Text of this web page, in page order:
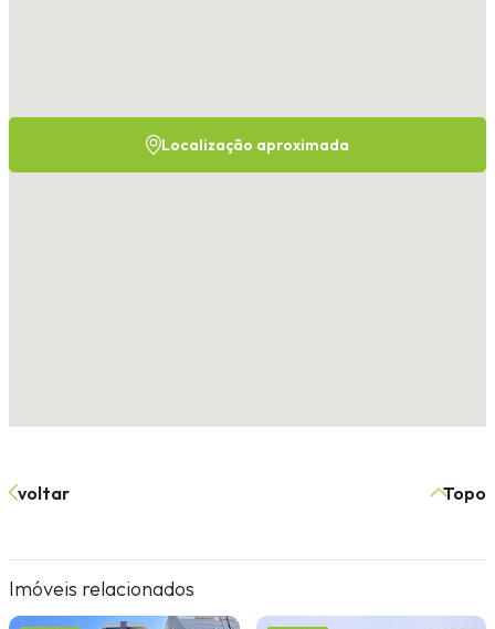
Localização aproximada
voltar Topo
Imóveis relacionados